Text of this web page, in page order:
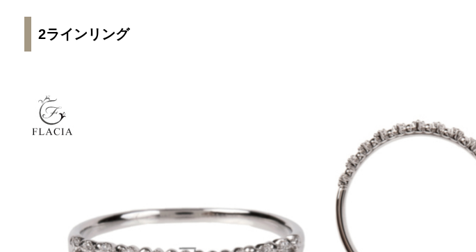
2ラインリング